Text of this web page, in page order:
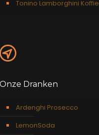
Tonino Lamborghini Koffie
Onze Dranken
Ardenghi Prosecco
LemonSoda